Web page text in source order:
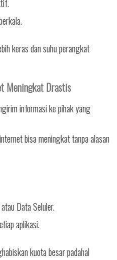
keras dan suhu perangkat
Meningkat Drastis
informasi ke pihak yang
bisa meningkat tanpa alasan
Data Seluler.
aplikasi.
kuota besar padahal